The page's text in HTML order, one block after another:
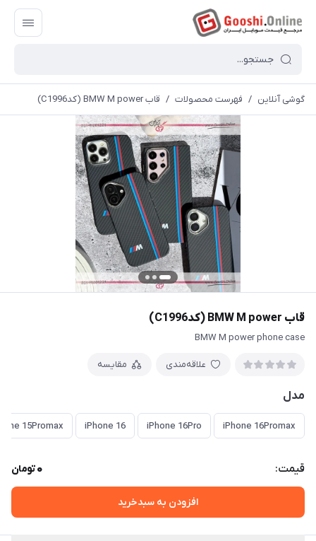
گوشی آنلاین / فهرست محصولات / قاب BMW M power (کدC1996)
قاب BMW M power (کدC1996)
BMW M power phone case
علاقه‌مندی مقایسه
مدل
iPhone 16Promax
iPhone 16Pro
iPhone 16
15Promax
قیمت: 0تومان
افزودن به سبدخرید